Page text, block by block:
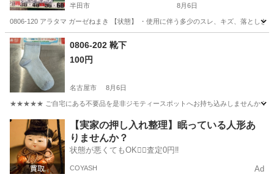
半田市 8月6日
0806-120 アラタマ ガーゼねまき 【状態】 ・使用に伴う多少のスレ、キズ、落とし
愛知 半田市 まき
0806-202 靴下
100円
名古屋市 8月6日
★★★★★ ご自宅にある不要品を是非ジモティースポットへお持ち込みしませんか？
愛知 名古屋市 小物 現地
【実家の押し入れ整理】眠っている人形あ
りませんか？
状態が悪くてもOK🙆‍♀️査定0円‼️
COYASH Ad